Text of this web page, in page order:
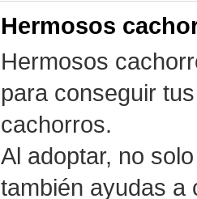
Hermosos
Hermosos
para conseguir
cachorros.
Al adoptar, no
también ayudas a